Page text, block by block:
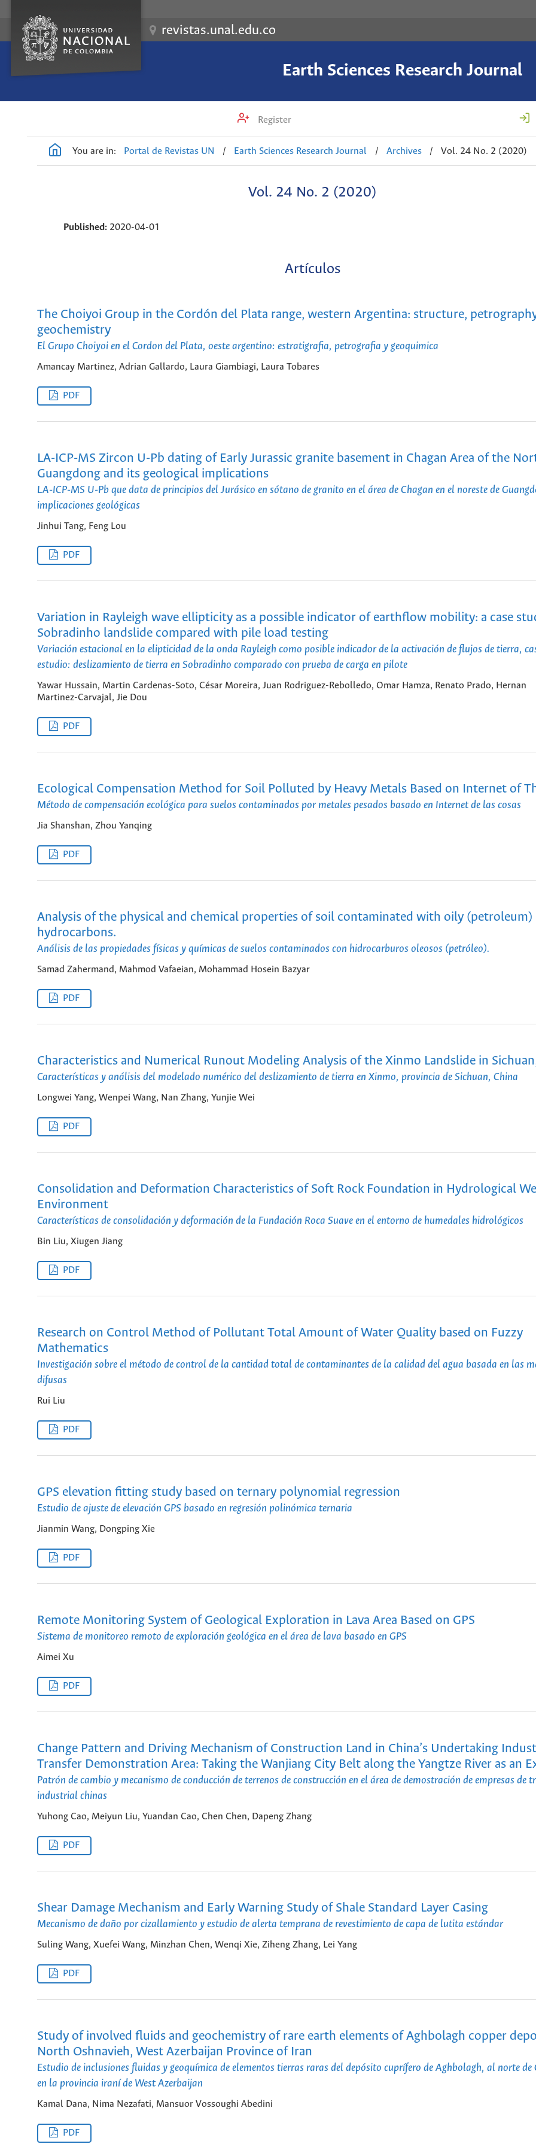
revistas.unal.edu.co
Earth Sciences Research Journal
Register
You are in: Portal de Revistas UN / Earth Sciences Research Journal / Archives / Vol. 24 No. 2 (2020)
Vol. 24 No. 2 (2020)
Published: 2020-04-01
Artículos
The Choiyoi Group in the Cordón del Plata range, western Argentina: structure,
geochemistry
El Grupo Choiyoi en el Cordon del Plata, oeste argentino: estratigrafia, petrografia y geoquimica
Amancay Martinez, Adrian Gallardo, Laura Giambiagi, Laura Tobares
PDF
LA-ICP-MS Zircon U-Pb dating of Early Jurassic granite basement in Chagan Area of the
Guangdong and its geological implications
LA-ICP-MS U-Pb que data de principios del Jurásico en sótano de granito en el área de Chagan en el noreste de
implicaciones geológicas
Jinhui Tang, Feng Lou
PDF
Variation in Rayleigh wave ellipticity as a possible indicator of earthflow mobility: a case
Sobradinho landslide compared with pile load testing
Variación estacional en la elipticidad de la onda Rayleigh como posible indicador de la activación de flujos de tierra,
estudio: deslizamiento de tierra en Sobradinho comparado con prueba de carga en pilote
Yawar Hussain, Martin Cardenas-Soto, César Moreira, Juan Rodriguez-Rebolledo, Omar Hamza, Renato Prado, Hernan
Martinez-Carvajal, Jie Dou
PDF
Ecological Compensation Method for Soil Polluted by Heavy Metals Based on Internet of
Método de compensación ecológica para suelos contaminados por metales pesados basado en Internet de las cosas
Jia Shanshan, Zhou Yanqing
PDF
Analysis of the physical and chemical properties of soil contaminated with oily (petroleum)
hydrocarbons.
Análisis de las propiedades físicas y químicas de suelos contaminados con hidrocarburos oleosos (petróleo).
Samad Zahermand, Mahmod Vafaeian, Mohammad Hosein Bazyar
PDF
Characteristics and Numerical Runout Modeling Analysis of the Xinmo Landslide in
Características y análisis del modelado numérico del deslizamiento de tierra en Xinmo, provincia de Sichuan, China
Longwei Yang, Wenpei Wang, Nan Zhang, Yunjie Wei
PDF
Consolidation and Deformation Characteristics of Soft Rock Foundation in Hydrological
Environment
Características de consolidación y deformación de la Fundación Roca Suave en el entorno de humedales hidrológicos
Bin Liu, Xiugen Jiang
PDF
Research on Control Method of Pollutant Total Amount of Water Quality based on Fuzzy
Mathematics
Investigación sobre el método de control de la cantidad total de contaminantes de la calidad del agua basada en las
difusas
Rui Liu
PDF
GPS elevation fitting study based on ternary polynomial regression
Estudio de ajuste de elevación GPS basado en regresión polinómica ternaria
Jianmin Wang, Dongping Xie
PDF
Remote Monitoring System of Geological Exploration in Lava Area Based on GPS
Sistema de monitoreo remoto de exploración geológica en el área de lava basado en GPS
Aimei Xu
PDF
Change Pattern and Driving Mechanism of Construction Land in China’s Undertaking
Transfer Demonstration Area: Taking the Wanjiang City Belt along the Yangtze River as an
Patrón de cambio y mecanismo de conducción de terrenos de construcción en el área de demostración de empresas de
industrial chinas
Yuhong Cao, Meiyun Liu, Yuandan Cao, Chen Chen, Dapeng Zhang
PDF
Shear Damage Mechanism and Early Warning Study of Shale Standard Layer Casing
Mecanismo de daño por cizallamiento y estudio de alerta temprana de revestimiento de capa de lutita estándar
Suling Wang, Xuefei Wang, Minzhan Chen, Wenqi Xie, Ziheng Zhang, Lei Yang
PDF
Study of involved fluids and geochemistry of rare earth elements of Aghbolagh copper
North Oshnavieh, West Azerbaijan Province of Iran
Estudio de inclusiones fluidas y geoquímica de elementos tierras raras del depósito cuprífero de Aghbolagh, al norte de
en la provincia iraní de West Azerbaijan
Kamal Dana, Nima Nezafati, Mansuor Vossoughi Abedini
PDF